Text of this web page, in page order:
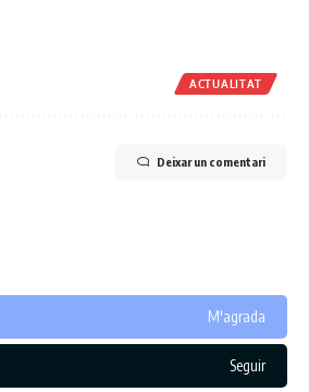
ACTUALITAT
Deixar un comentari
M'agrada
Seguir